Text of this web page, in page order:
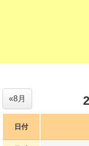
«8月
日付